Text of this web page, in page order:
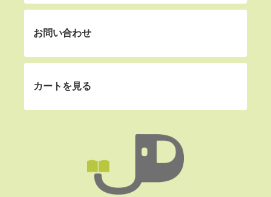
お問い合わせ
カートを見る